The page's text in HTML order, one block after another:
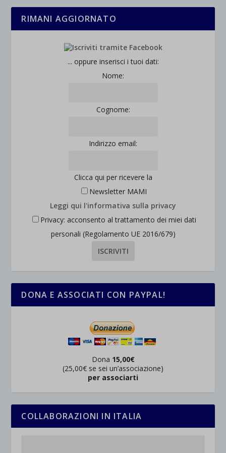
RIMANI AGGIORNATO
... oppure inserisci i tuoi dati:
Nome:
Cognome:
Indirizzo email:
Clicca qui per ricevere la
Newsletter MAMI
Leggi qui l'informativa sulla privacy
Privacy: acconsento al trattamento dei miei dati
personali (Regolamento UE 2016/679)
DONA E ASSOCIATI CON PAYPAL!
Dona 15,00€
(25,00€ se sei un’associazione)
per associarti
COLLABORAZIONI IN ITALIA
wp-settings-time-*
jetpackState[message]
rientrano nelle altre categorie specifiche o che non sono stati
esplicitamente categorizzati.